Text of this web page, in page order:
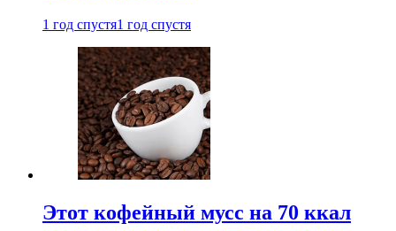
1 год спустя1 год спустя
Этот кофейный мусс на 70 ккал